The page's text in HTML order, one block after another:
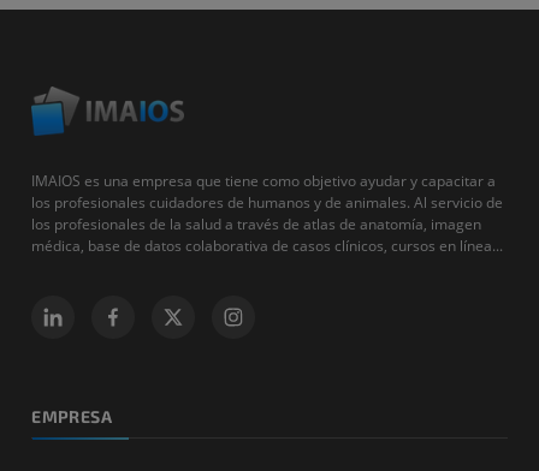
IMAIOS es una empresa que tiene como objetivo ayudar y capacitar a
los profesionales cuidadores de humanos y de animales. Al servicio de
los profesionales de la salud a través de atlas de anatomía, imagen
médica, base de datos colaborativa de casos clínicos, cursos en línea...
EMPRESA